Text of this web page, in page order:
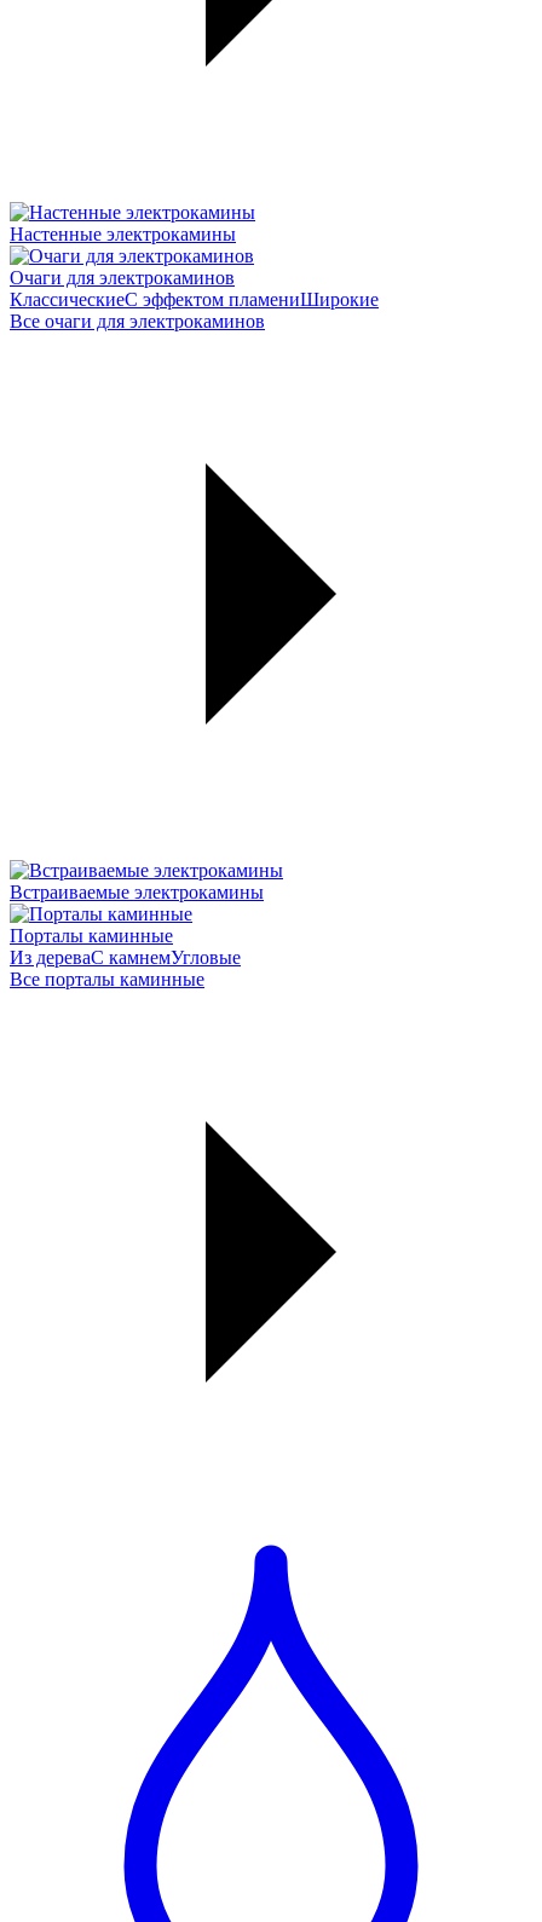
Настенные электрокамины
Очаги для электрокаминов
КлассическиеС эффектом пламениШирокие
Все очаги для электрокаминов
Встраиваемые электрокамины
Порталы каминные
Из дереваС камнемУгловые
Все порталы каминные